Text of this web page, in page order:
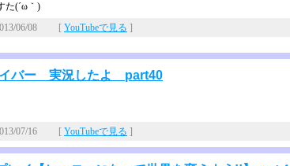
た(´ω｀)
06/08 [ YouTubeで見る ]
バー 実況したよ part40
07/16 [ YouTubeで見る ]